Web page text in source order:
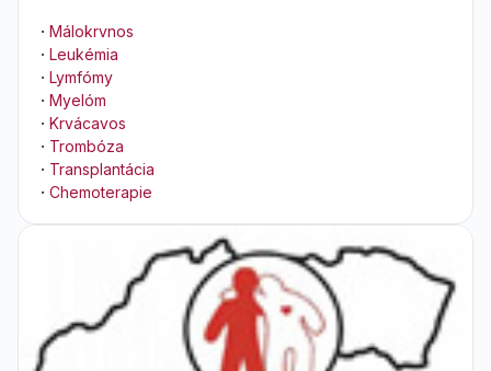
· Málokrvnos
· Leukémia
· Lymfómy
· Myelóm
· Krvácavos
· Trombóza
· Transplantácia
· Chemoterapie